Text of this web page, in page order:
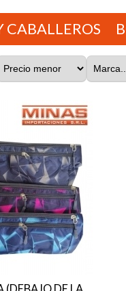
CABALLEROS